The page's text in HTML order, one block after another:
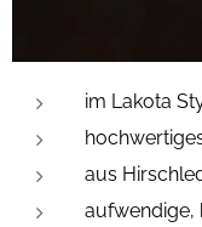
im Lakota
aus
aufwendige,